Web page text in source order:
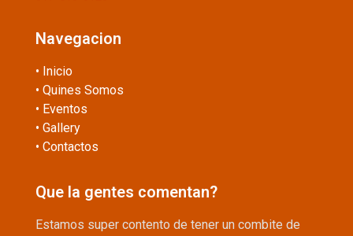
Navegacion
• Inicio
• Quines Somos
• Eventos
• Gallery
• Contactos
Que la gentes comentan?
Estamos super contento de tener un combite de